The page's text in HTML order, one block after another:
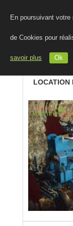
En poursuivant
de Cookies pour
savoir plus Ok
LOCATION